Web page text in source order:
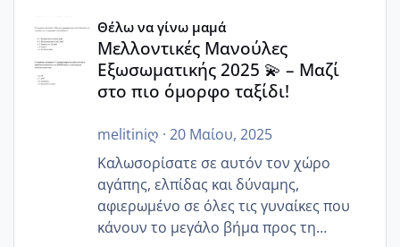
Μελλοντικές Μανούλες Εξωσωματικής 2025 💫 – Μαζί
Θέλω να γίνω μαμά
Μελλοντικές Μανούλες
Εξωσωματικής 2025 💫 – Μαζί
στο πιο όμορφο ταξίδι!
melitiniღ · 20 Μαίου, 2025
Καλωσορίσατε σε αυτόν τον χώρο
αγάπης, ελπίδας και δύναμης,
αφιερωμένο σε όλες τις γυναίκες που
κάνουν το μεγάλο βήμα προς τη